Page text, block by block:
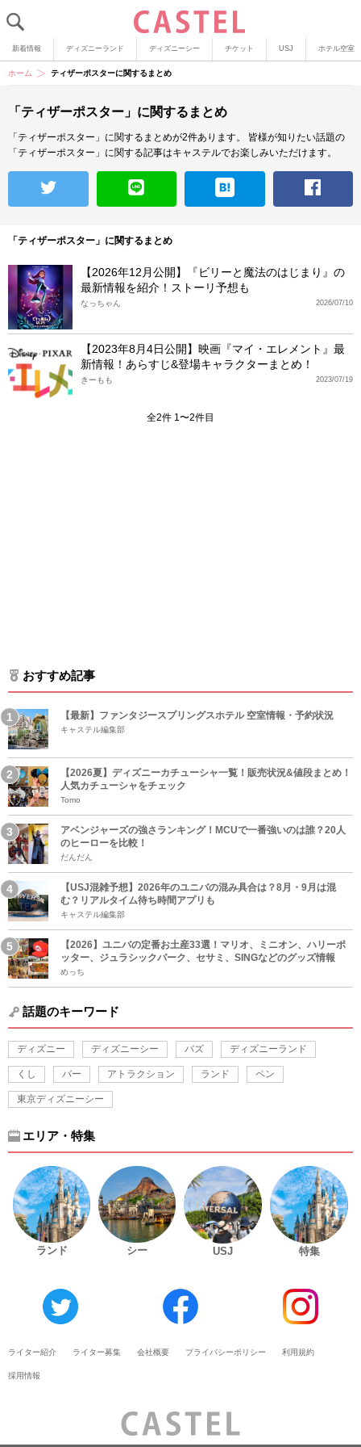
新着情報 ディズニーランド ディズニーシー チケット USJ ホテル空室
ホーム ティザーポスターに関するまとめ
「ティザーポスター」に関するまとめ
「ティザーポスター」に関するまとめが2件あります。
皆様が知りたい話題の
「ティザーポスター」に関する記事はキャステルでお楽しみいただけます。
「ティザーポスター」に関するまとめ
【2026年12月公開】『ビリーと魔法のはじまり』の
最新情報を紹介！ストーリ予想も
2026/07/10
なっちゃん
【2023年8月4日公開】映画『マイ・エレメント』最
新情報！あらすじ&登場キャラクターまとめ！
2023/07/19
きーもも
全2件 1〜2件目
おすすめ記事
【最新】ファンタジースプリングスホテル 空室情報・予約状況
キャステル編集部
【2026夏】ディズニーカチューシャ一覧！販売状況&値段まとめ！
人気カチューシャをチェック
Tomo
アベンジャーズの強さランキング！MCUで一番強いのは誰？20人
のヒーローを比較！
だんだん
【USJ混雑予想】2026年のユニバの混み具合は？8月・9月は混
む？リアルタイム待ち時間アプリも
キャステル編集部
【2026】ユニバの定番お土産33選！マリオ、ミニオン、ハリーポ
ッター、ジュラシックパーク、セサミ、SINGなどのグッズ情報
めっち
話題のキーワード
ディズニー ディズニーシー バズ ディズニーランド
くし バー アトラクション ランド ペン
東京ディズニーシー
エリア・特集
ランド シー USJ 特集
ライター紹介 ライター募集 会社概要 プライバシーポリシー 利用規約
採用情報